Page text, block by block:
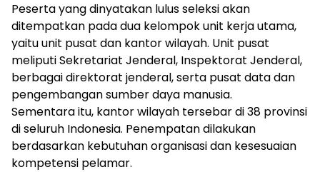
Peserta yang dinyatakan lulus seleksi akan
ditempatkan pada dua kelompok unit kerja utama,
yaitu unit pusat dan kantor wilayah. Unit pusat
meliputi Sekretariat Jenderal, Inspektorat Jenderal,
berbagai direktorat jenderal, serta pusat data dan
pengembangan sumber daya manusia.
Sementara itu, kantor wilayah tersebar di 38 provinsi
di seluruh Indonesia. Penempatan dilakukan
berdasarkan kebutuhan organisasi dan kesesuaian
kompetensi pelamar.